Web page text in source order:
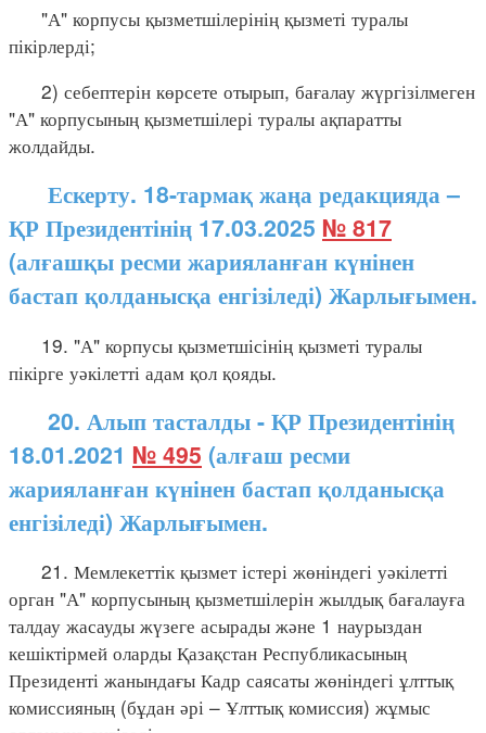
"А" корпусы қызметшілерінің қызметі туралы
пікірлерді;
2) себептерін көрсете отырып, бағалау жүргізілмеген
"А" корпусының қызметшілері туралы ақпаратты
жолдайды.
Ескерту. 18-тармақ жаңа редакцияда –
ҚР Президентінің 17.03.2025 № 817
(алғашқы ресми жарияланған күнінен
бастап қолданысқа енгізіледі) Жарлығымен.
19. "А" корпусы қызметшісінің қызметі туралы
пікірге уәкілетті адам қол қояды.
20. Алып тасталды - ҚР Президентінің
18.01.2021 № 495 (алғаш ресми
жарияланған күнінен бастап қолданысқа
енгізіледі) Жарлығымен.
21. Мемлекеттік қызмет істері жөніндегі уәкілетті
орган "А" корпусының қызметшілерін жылдық бағалауға
талдау жасауды жүзеге асырады және 1 наурыздан
кешіктірмей оларды Қазақстан Республикасының
Президенті жанындағы Кадр саясаты жөніндегі ұлттық
комиссияның (бұдан әрі – Ұлттық комиссия) жұмыс